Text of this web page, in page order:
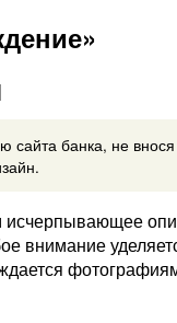
сайта банка, не
исчерпывающее
внимание